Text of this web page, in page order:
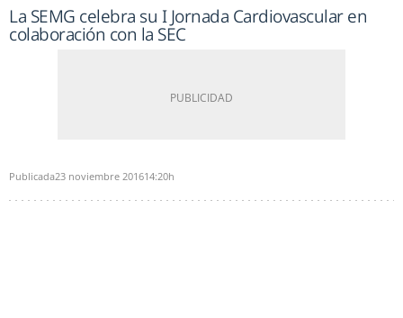
La SEMG celebra su I Jornada Cardiovascular en
colaboración con la SEC
Publicada23 noviembre 201614:20h